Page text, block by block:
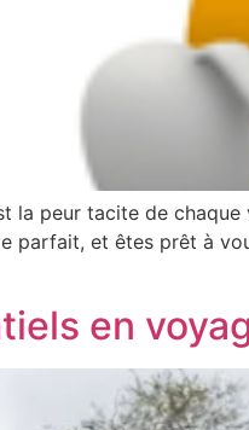
la peur tacite de
parfait, et êtes prêt à
en